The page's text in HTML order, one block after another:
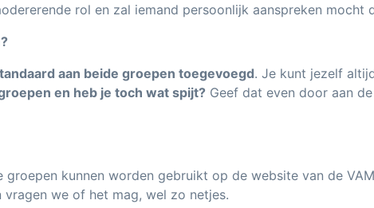
rol en zal iemand persoonlijk aanspreken
aan beide groepen toegevoegd. Je kunt jezelf
en heb je toch wat spijt? Geef dat even door aan
kunnen worden gebruikt op de website van de
vragen we of het mag, wel zo netjes.